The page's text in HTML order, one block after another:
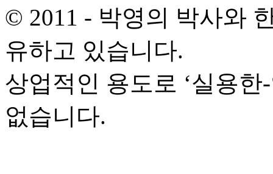
© 2011 - 박영의 박사와
유하고 있습니다.
상업적인 용도로 ‘실용
없습니다.